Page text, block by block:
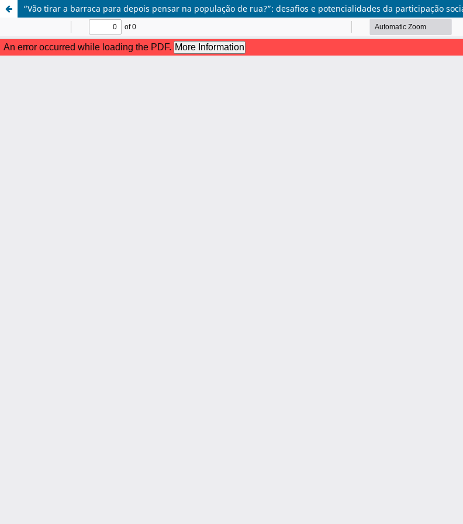
“Vão tirar a barraca para depois pensar na população de rua?”: desafios e potencialidades da participação